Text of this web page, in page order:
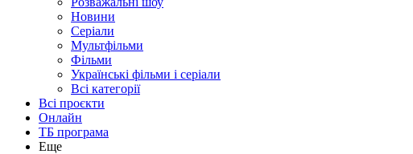
Новини
Серіали
Мультфільми
Фільми
Українські фільми і серіали
Всі категорії
Всі проєкти
Онлайн
ТБ програма
Еще